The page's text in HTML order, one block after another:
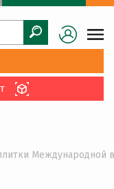
Международной